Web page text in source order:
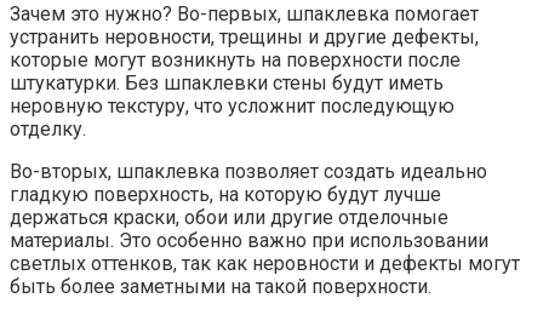
Зачем это нужно? Во-первых, шпаклевка помогает
устранить неровности, трещины и другие дефекты,
которые могут возникнуть на поверхности после
штукатурки.​ Без шпаклевки стены будут иметь
неровную текстуру, что усложнит последующую
отделку.​
Во-вторых, шпаклевка позволяет создать идеально
гладкую поверхность, на которую будут лучше
держаться краски, обои или другие отделочные
материалы. Это особенно важно при использовании
светлых оттенков, так как неровности и дефекты могут
быть более заметными на такой поверхности.​